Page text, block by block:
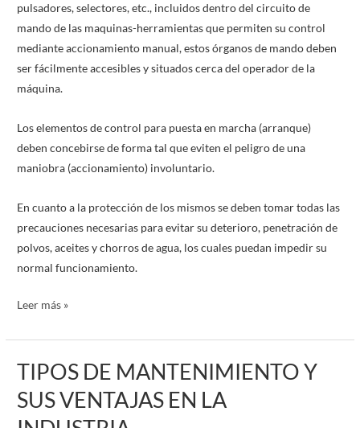
pulsadores, selectores, etc., incluidos dentro del circuito de
mando de las maquinas-herramientas que permiten su control
mediante accionamiento manual, estos órganos de mando deben
ser fácilmente accesibles y situados cerca del operador de la
máquina.
Los elementos de control para puesta en marcha (arranque)
deben concebirse de forma tal que eviten el peligro de una
maniobra (accionamiento) involuntario.
En cuanto a la protección de los mismos se deben tomar todas las
precauciones necesarias para evitar su deterioro, penetración de
polvos, aceites y chorros de agua, los cuales puedan impedir su
normal funcionamiento.
Leer más »
TIPOS DE MANTENIMIENTO Y
SUS VENTAJAS EN LA
TIPOS
MANTENIMIENTO